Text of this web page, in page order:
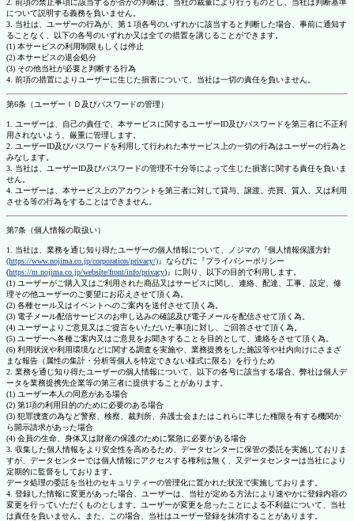
2. 前項の禁止事項に該当するか否かの判断は、当社の裁量により行うものとし、当社は判断基準
について説明する義務を負いません。
3. 当社は、ユーザーの行為が、第１項各号のいずれかに該当すると判断した場合、事前に通知す
ることなく、以下の各号のいずれか又は全ての措置を講じることができます。
(1) 本サービスの利用制限もしくは停止
(2) 本サービスの退会処分
(3) その他当社が必要と判断する行為
4. 前項の措置によりユーザーに生じた損害について、当社は一切の責任を負いません。
第6条（ユーザーＩＤ及びパスワードの管理）
1. ユーザーは、自己の責任で、本サービスに関するユーザーID及びパスワードを第三者に不正利
用されないよう、厳重に管理します。
2. ユーザーID及びパスワードを利用して行われた本サービス上の一切の行為はユーザーの行為と
みなします。
3. 当社は、ユーザーID及びパスワードの管理不十分等によって生じた損害に関する責任を負いま
せん。
4. ユーザーは、本サービス上のアカウントを第三者に対して貸与、譲渡、売買、質入、又は利用
させる等の行為をすることはできません。
第7条（個人情報の取扱い）
1. 当社は、業務を通じ知り得たユーザーの個人情報について、ノジマの『個人情報保護方針
(https://www.nojima.co.jp/corporation/privacy/)』ならびに『プライバシーポリシー
(https://m.nojima.co.jp/website/front/info/privacy)』に則り、以下の目的で利用します。
(1) ユーザーがご購入又はご利用された商品又はサービスに関し、連絡、配達、工事、設定、修
理その他ユーザーのご要望にお応えさせて頂く為。
(2) 各種セール又はイベントへのご案内を送付させて頂く為。
(3) 電子メール配信サービスのお申し込みの確認及び電子メールを配信させて頂く為。
(4) ユーザーよりご意見又はご提言をいただいた事項に対し、ご回答させて頂く為。
(5) ユーザーへ各種ご案内又はご意見をお聞きすることを目的として、連絡をさせて頂く為。
(6) 利用状況や利用環境などに関する調査を実施や、業務提携をした施設等や社内向けにさまざ
まな報告（属性の集計・分析等個人を特定できない様式に限る）を行うため
2. 業務を通じ知り得たユーザーの個人情報について、以下の各号に該当する場合、弊社は個人デ
ータを業務提携先企業等の第三者に提供することがあります。
(1) ユーザー本人の同意がある場合
(2) 第1項の利用目的のために必要のある場合
(3) 犯罪捜査の為など警察、検察、裁判所、弁護士会またはこれらに準じた権限を有する機関か
ら開示請求があった場合
(4) 会員の生命、身体又は財産の保護のために緊急に必要がある場合
3. 収集した個人情報をより安全性を高めるため、データセンターに保管の委託を実施しておりま
すが、データセンターでは個人情報にアクセスする権利は無く、又データセンターは当社により
定期的に監督をしております。
データ処理の委託を当社のセキュリティーの管理化に置かれた状況で実施しております。
4. 登録した情報に変更があった場合、ユーザーは、当社が定める方法により速やかに登録内容の
変更を行っていただくものとします。ユーザーが変更を怠ったことによる不利益について、当社
は責任を負いません。また、この場合、当社はユーザー登録を抹消することがあります。